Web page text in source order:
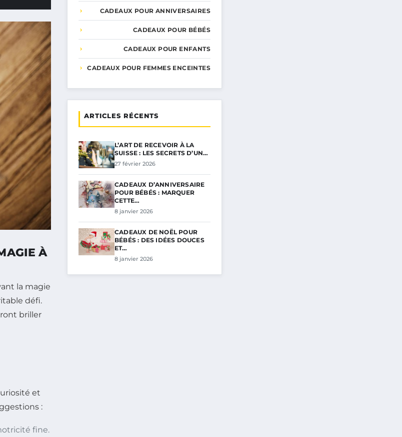
À
la magie
défi.
briller
et
:
fine.
CADEAUX POUR ANNIVERSAIRES
CADEAUX POUR BÉBÉS
CADEAUX POUR ENFANTS
CADEAUX POUR FEMMES ENCEINTES
ARTICLES RÉCENTS
L’ART DE RECEVOIR À LA
SUISSE : LES SECRETS D’UN…
27 février 2026
CADEAUX D’ANNIVERSAIRE
POUR BÉBÉS : MARQUER
CETTE…
8 janvier 2026
CADEAUX DE NOËL POUR
BÉBÉS : DES IDÉES DOUCES
ET…
8 janvier 2026